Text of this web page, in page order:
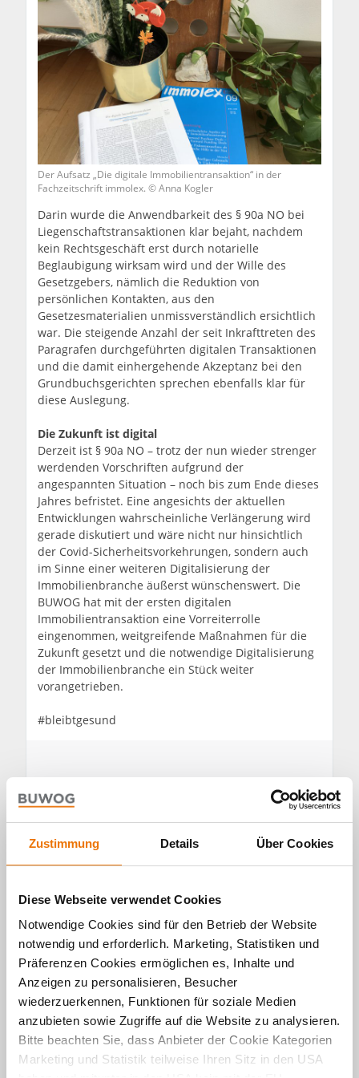
Zustimmung Details Über Cookies
Diese Webseite verwendet Cookies
Notwendige Cookies sind für den Betrieb der Website
notwendig und erforderlich. Marketing, Statistiken und
Präferenzen Cookies ermöglichen es, Inhalte und
Anzeigen zu personalisieren, Besucher
wiederzuerkennen, Funktionen für soziale Medien
anzubieten sowie Zugriffe auf die Website zu analysieren.
Bitte beachten Sie, dass Anbieter der Cookie Kategorien
Marketing und Statistik teilweise Ihren Sitz in den USA
Der Aufsatz „Die digitale Immobilientransaktion“ in der
Fachzeitschrift immolex. © Anna Kogler
Darin wurde die Anwendbarkeit des § 90a NO bei
Liegenschaftstransaktionen klar bejaht, nachdem
kein Rechtsgeschäft erst durch notarielle
Beglaubigung wirksam wird und der Wille des
Gesetzgebers, nämlich die Reduktion von
persönlichen Kontakten, aus den
Gesetzesmaterialien unmissverständlich ersichtlich
war. Die steigende Anzahl der seit Inkrafttreten des
Paragrafen durchgeführten digitalen Transaktionen
und die damit einhergehende Akzeptanz bei den
Grundbuchsgerichten sprechen ebenfalls klar für
diese Auslegung.
Die Zukunft ist digital
Derzeit ist § 90a NO – trotz der nun wieder strenger
werdenden Vorschriften aufgrund der
angespannten Situation – noch bis zum Ende dieses
Jahres befristet. Eine angesichts der aktuellen
Entwicklungen wahrscheinliche Verlängerung wird
gerade diskutiert und wäre nicht nur hinsichtlich
der Covid-Sicherheitsvorkehrungen, sondern auch
im Sinne einer weiteren Digitalisierung der
Immobilienbranche äußerst wünschenswert. Die
BUWOG hat mit der ersten digitalen
Immobilientransaktion eine Vorreiterrolle
eingenommen, weitgreifende Maßnahmen für die
Zukunft gesetzt und die notwendige Digitalisierung
der Immobilienbranche ein Stück weiter
vorangetrieben.
#bleibtgesund
Über den Autor
Anna Kogler